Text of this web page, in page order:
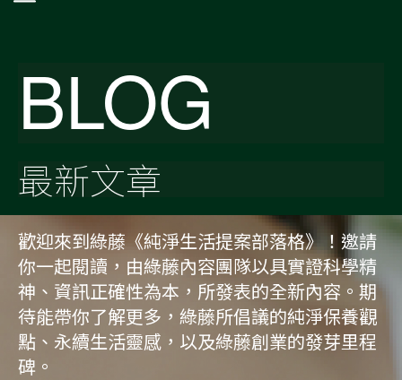
BLOG
最新文章
歡迎來到綠藤《純淨生活提案部落格》！邀請
你一起閱讀，由綠藤內容團隊以具實證科學精
神、資訊正確性為本，所發表的全新內容。期
待能帶你了解更多，綠藤所倡議的純淨保養觀
點、永續生活靈感，以及綠藤創業的發芽里程
碑。